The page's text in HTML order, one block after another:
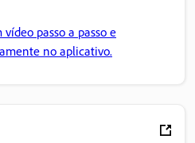
passo a passo e
no aplicativo.